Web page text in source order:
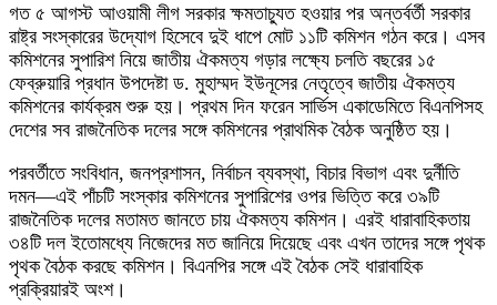
গত ৫ আগস্ট আওয়ামী লীগ সরকার ক্ষমতাচ্যুত হওয়ার পর অন্তর্বর্তী সরকার
রাষ্ট্র সংস্কারের উদ্যোগ হিসেবে দুই ধাপে মোট ১১টি কমিশন গঠন করে। এসব
কমিশনের সুপারিশ নিয়ে জাতীয় ঐকমত্য গড়ার লক্ষ্যে চলতি বছরের ১৫
ফেব্রুয়ারি প্রধান উপদেষ্টা ড. মুহাম্মদ ইউনূসের নেতৃত্বে জাতীয় ঐকমত্য
কমিশনের কার্যক্রম শুরু হয়। প্রথম দিন ফরেন সার্ভিস একাডেমিতে বিএনপিসহ
দেশের সব রাজনৈতিক দলের সঙ্গে কমিশনের প্রাথমিক বৈঠক অনুষ্ঠিত হয়।
পরবর্তীতে সংবিধান, জনপ্রশাসন, নির্বাচন ব্যবস্থা, বিচার বিভাগ এবং দুর্নীতি
দমন—এই পাঁচটি সংস্কার কমিশনের সুপারিশের ওপর ভিত্তি করে ৩৯টি
রাজনৈতিক দলের মতামত জানতে চায় ঐকমত্য কমিশন। এরই ধারাবাহিকতায়
৩৪টি দল ইতোমধ্যে নিজেদের মত জানিয়ে দিয়েছে এবং এখন তাদের সঙ্গে পৃথক
পৃথক বৈঠক করছে কমিশন। বিএনপির সঙ্গে এই বৈঠক সেই ধারাবাহিক
প্রক্রিয়ারই অংশ।